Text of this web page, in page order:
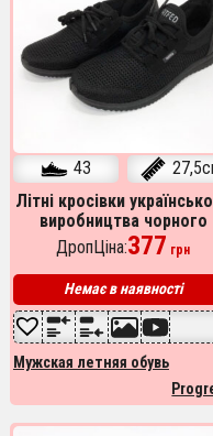
43
Літні кросівки
виробництва чорного
кольору 43р 27.5см
ДропЦіна:377 грн
Немає в наявності
Мужская летняя обувь